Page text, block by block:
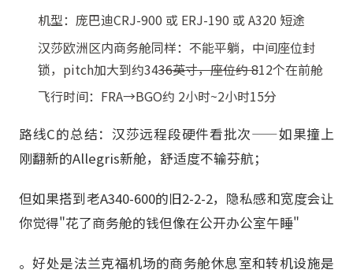
机型：庞巴迪CRJ-900 或 ERJ-190 或 A320 短途
汉莎欧洲区内商务舱同样：不能平躺，中间座位封
锁，pitch加大到约3436英寸，座位约 812个在前舱
飞行时间：FRA→BGO约 2小时~2小时15分
路线C的总结：汉莎远程段硬件看批次——如果撞上
刚翻新的Allegris新舱，舒适度不输芬航；
但如果搭到老A340-600的旧2-2-2，隐私感和宽度会让
你觉得"花了商务舱的钱但像在公开办公室午睡"
。好处是法兰克福机场的商务舱休息室和转机设施是